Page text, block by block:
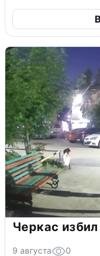
Черкас
9 августа 0